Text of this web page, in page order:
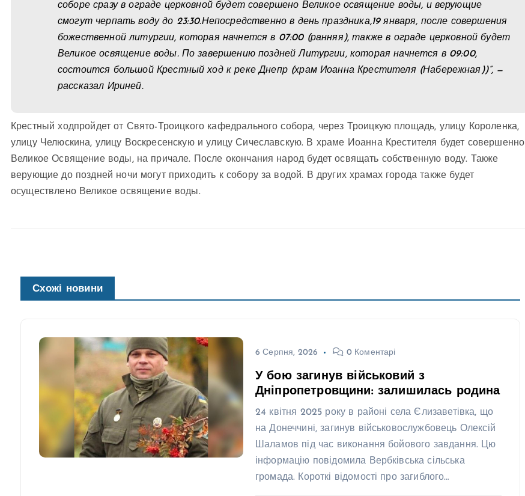
соборе сразу в ограде церковной будет совершено Великое освящение воды, и верующие
смогут черпать воду до 23:30.Непосредственно в день праздника,19 января, после совершения
божественной литургии, которая начнется в 07:00 (ранняя), также в ограде церковной будет
Великое освящение воды. По завершению поздней Литургии, которая начнется в 09:00,
состоится большой Крестный ход к реке Днепр (храм Иоанна Крестителя (Набережная))”, —
рассказал Ириней.
Крестный ходпройдет от Свято-Троицкого кафедрального собора, через Троицкую площадь, улицу Короленка,
улицу Челюскина, улицу Воскресенскую и улицу Сичеславскую. В храме Иоанна Крестителя будет совершенно
Великое Освящение воды, на причале. После окончания народ будет освящать собственную воду. Также
верующие до поздней ночи могут приходить к собору за водой. В других храмах города также будет
осуществлено Великое освящение воды.
Схожі новини
6 Серпня, 2026 0 Коментарі
У бою загинув військовий з
Дніпропетровщини: залишилась родина
24 квітня 2025 року в районі села Єлизаветівка, що
на Донеччині, загинув військовослужбовець Олексій
Шаламов під час виконання бойового завдання. Цю
інформацію повідомила Вербківська сільська
громада. Короткі відомості про загиблого…